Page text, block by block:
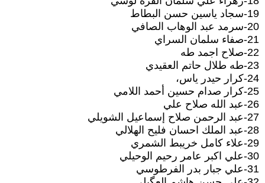
19-سجاد ياسين حسن البطاط
20-سرمد عبد الوهاب الصافي
21-صفاء سلمان السراي
22-صلاح اجمد طه
23-طه طلال حاتم العقيدي
24-كرار حيدر ياس،
25-كرار صدام حسين أحمد اللامي
26-عبد الله صلاح علي
27-عبد الرحمن صلاح إسماعيل الشويلي
28-عبد الملك احسان فليح الهلالي
29-علاء كامل خريبط الشمري
30-علي اكبر عامر رحيم الوحيلي
31-علي جبار بدر الفرطوسي